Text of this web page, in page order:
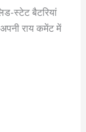
स्टेट बैटरियां
राय कमेंट में